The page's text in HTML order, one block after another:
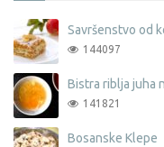
Savršenstvo od
144097
Bistra riblja juha
141821
Bosanske Klepe